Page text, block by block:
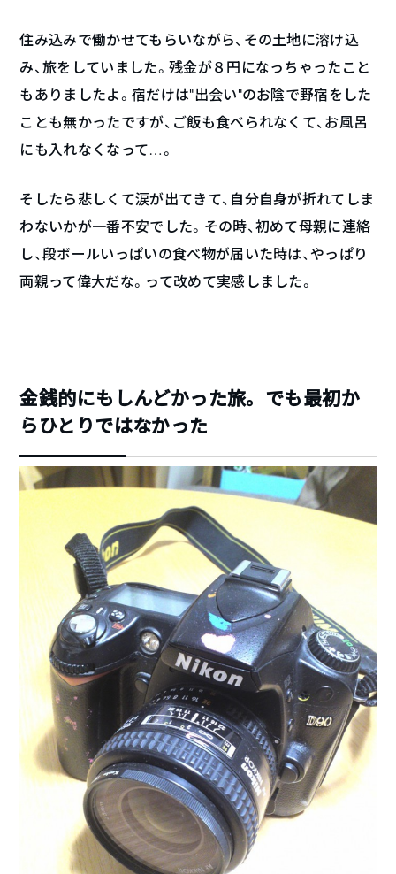
住み込みで働かせてもらいながら、その土地に溶け込
み、旅をしていました。残金が８円になっちゃったこと
もありましたよ。宿だけは“出会い”のお陰で野宿をした
ことも無かったですが、ご飯も食べられなくて、お風呂
にも入れなくなって…。
そしたら悲しくて涙が出てきて、自分自身が折れてしま
わないかが一番不安でした。その時、初めて母親に連絡
し、段ボールいっぱいの食べ物が届いた時は、やっぱり
両親って偉大だな。って改めて実感しました。
金銭的にもしんどかった旅。でも最初か
らひとりではなかった